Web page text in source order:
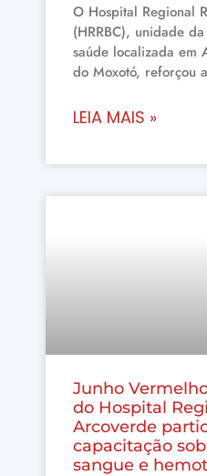
O Hospital Regional
(HRRBC), unidade
saúde localizada em
do Moxotó, reforçou
LEIA MAIS »
Junho
do Hospital
Arcoverde
capacitação
sangue e